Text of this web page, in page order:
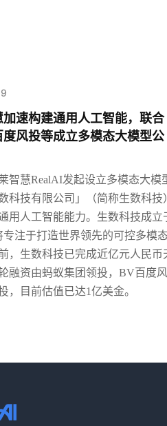
加速构建通用人工智能，联合
度风投等成立多模态大模型公
智慧RealAI发起设立多模态大模
科技有限公司」（简称生数科技
用人工智能能力。 生数科技成立
专注于打造世界领先的可控多模
，生数科技已完成近亿元人民币
融资由蚂蚁集团领投，BV百度
，目前估值已达1亿美金。